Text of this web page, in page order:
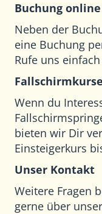
Buchung
Neben der
eine Buchung
Rufe uns
Wenn du
bieten wir Dir
Einsteigerkurs
Unser Kontakt
Weitere Fragen
gerne über